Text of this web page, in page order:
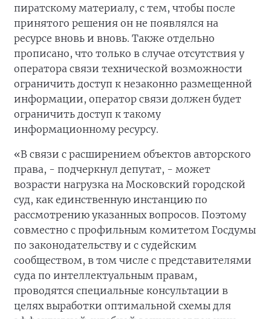
пиратскому материалу, с тем, чтобы после
принятого решения он не появлялся на
ресурсе вновь и вновь. Также отдельно
прописано, что только в случае отсутствия у
оператора связи технической возможности
ограничить доступ к незаконно размещенной
информации, оператор связи должен будет
ограничить доступ к такому
информационному ресурсу.
«В связи с расширением объектов авторского
права, - подчеркнул депутат, - может
возрасти нагрузка на Московский городской
суд, как единственную инстанцию по
рассмотрению указанных вопросов. Поэтому
совместно с профильным комитетом Госдумы
по законодательству и с судейским
сообществом, в том числе с представителями
суда по интеллектуальным правам,
проводятся специальные консультации в
целях выработки оптимальной схемы для